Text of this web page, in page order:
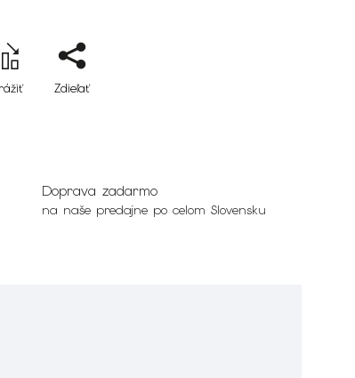
Zdieľať
Doprava zadarmo
na naše predajne po celom Slovensku